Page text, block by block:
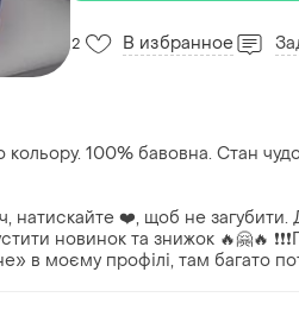
2 В избранное
кольору. 100% бавовна. Стан
натискайте ❤️, щоб не загубити.
новинок та знижок 🔥🤗🔥
в моєму профілі, там багато